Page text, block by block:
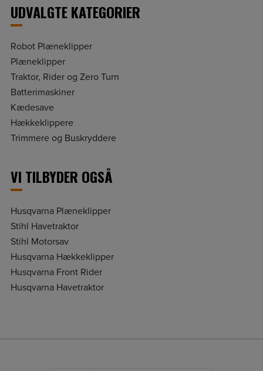
UDVALGTE KATEGORIER
Robot Plæneklipper
Plæneklipper
Traktor, Rider og Zero Turn
Batterimaskiner
Kædesave
Hækkeklippere
Trimmere og Buskryddere
VI TILBYDER OGSÅ
Husqvarna Plæneklipper
Stihl Havetraktor
Stihl Motorsav
Husqvarna Hækkeklipper
Husqvarna Front Rider
Husqvarna Havetraktor